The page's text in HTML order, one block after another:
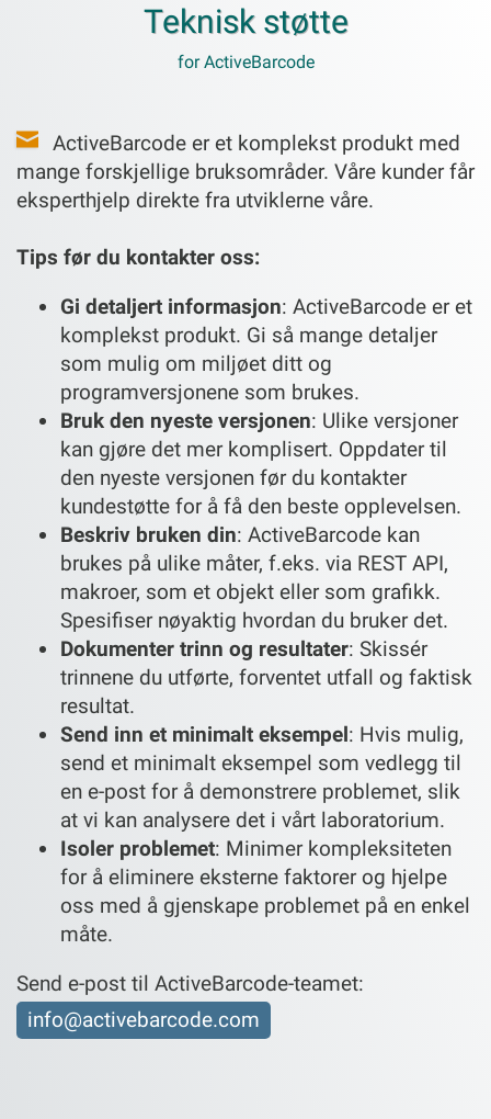
Teknisk støtte
for ActiveBarcode
ActiveBarcode er et komplekst produkt med
mange forskjellige bruksområder. Våre kunder får
eksperthjelp direkte fra utviklerne våre.
Tips før du kontakter oss:
Gi detaljert informasjon: ActiveBarcode er et
komplekst produkt. Gi så mange detaljer
som mulig om miljøet ditt og
programversjonene som brukes.
Bruk den nyeste versjonen: Ulike versjoner
kan gjøre det mer komplisert. Oppdater til
den nyeste versjonen før du kontakter
kundestøtte for å få den beste opplevelsen.
Beskriv bruken din: ActiveBarcode kan
brukes på ulike måter, f.eks. via REST API,
makroer, som et objekt eller som grafikk.
Spesifiser nøyaktig hvordan du bruker det.
Dokumenter trinn og resultater: Skissér
trinnene du utførte, forventet utfall og faktisk
resultat.
Send inn et minimalt eksempel: Hvis mulig,
send et minimalt eksempel som vedlegg til
en e-post for å demonstrere problemet, slik
at vi kan analysere det i vårt laboratorium.
Isoler problemet: Minimer kompleksiteten
for å eliminere eksterne faktorer og hjelpe
oss med å gjenskape problemet på en enkel
måte.
Send e-post til ActiveBarcode-teamet:
info@activebarcode.com